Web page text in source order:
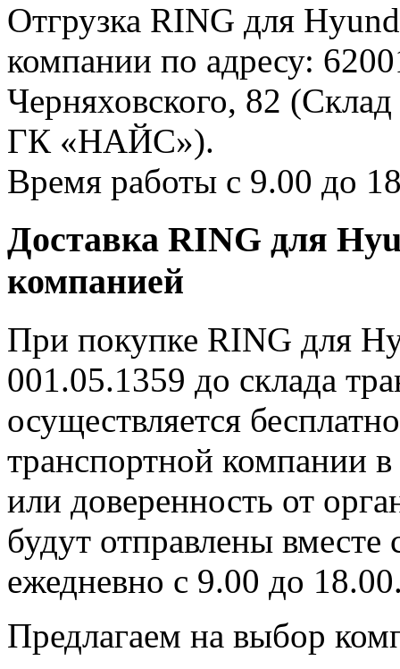
Отгрузка RING для
компании по адресу:
Черняховского, 82
ГК «НАЙС»).
Время работы с 9.00 до
Доставка RING для
компанией
При покупке RING для
001.05.1359 до склада
осуществляется
транспортной компании
или доверенность от
будут отправлены
ежедневно с 9.00 до
Предлагаем на выбор